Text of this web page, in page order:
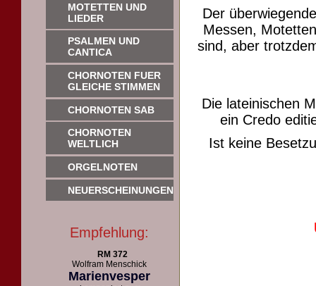
MOTETTEN UND
LIEDER
PSALMEN UND
CANTICA
CHORNOTEN FUER
GLEICHE STIMMEN
CHORNOTEN SAB
CHORNOTEN
WELTLICH
ORGELNOTEN
NEUERSCHEINUNGEN
Empfehlung:
RM 372
Wolfram Menschick
Marienvesper
Der
Messen,
sind, aber
Die lateinischen
ein Credo
Ist keine